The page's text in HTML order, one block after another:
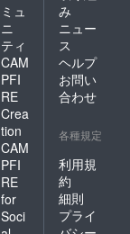
ミュ
ニ
ティ
CAM
PFI
RE
Crea
tion
CAM
PFI
RE
for
Soci
み
ニュー
ス
ヘルプ
お問い
合わせ
各種規定
利用規
約
細則
プライ